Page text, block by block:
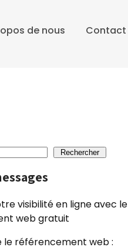
de nous Contact
Rechercher
visibilité en ligne avec le
web gratuit
le référencement web :